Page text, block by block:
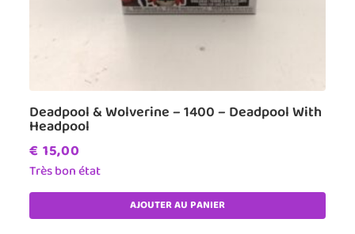
Deadpool & Wolverine – 1400 – Deadpool With
Headpool
€ 15,00
Très bon état
AJOUTER AU PANIER